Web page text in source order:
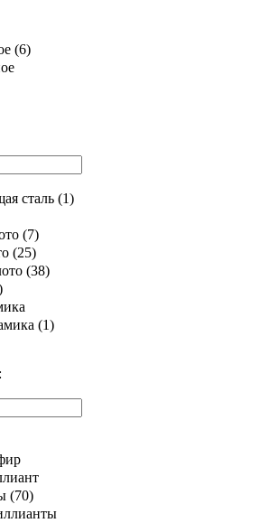
(6)
сталь (1)
(7)
(25)
(38)
(1)
:
(70)